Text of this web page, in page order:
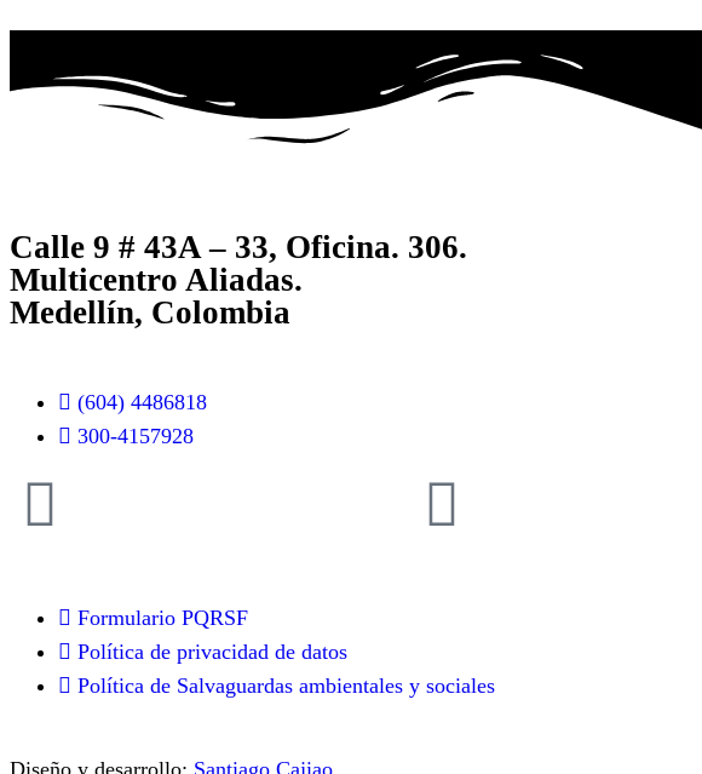
Calle 9 # 43A – 33, Oficina. 306.
Multicentro Aliadas.
Medellín, Colombia
(604) 4486818
300-4157928
Formulario PQRSF
Política de privacidad de datos
Política de Salvaguardas ambientales y sociales
Diseño y desarrollo: Santiago Cajiao